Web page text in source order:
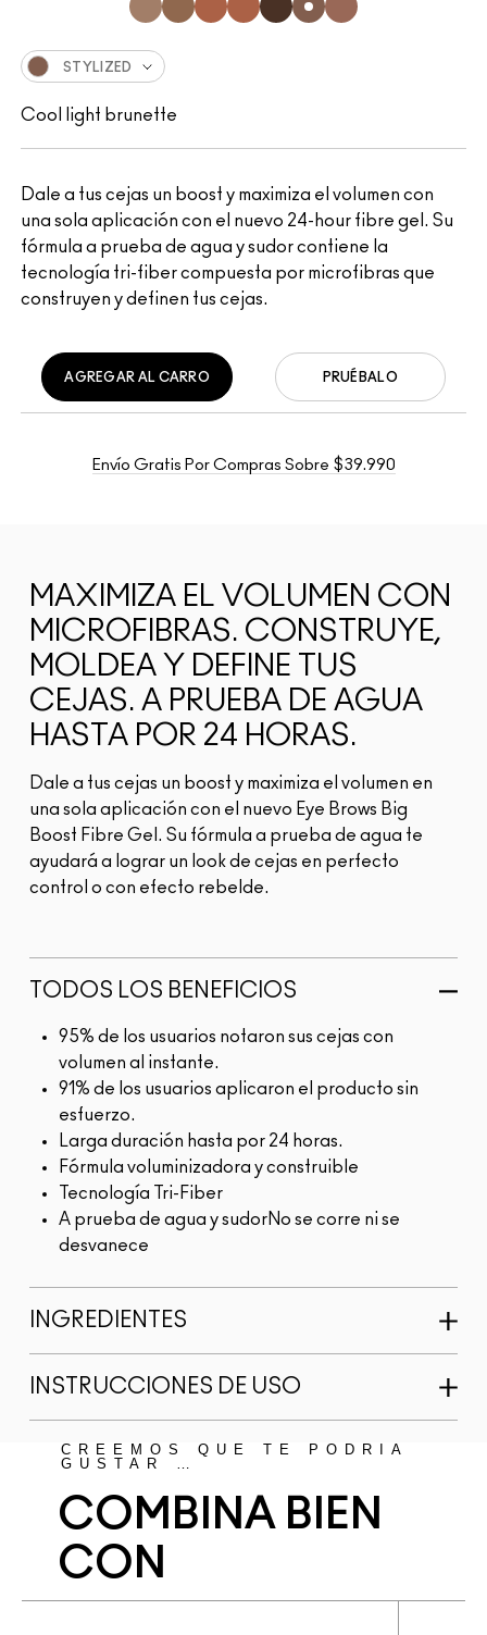
Dale a tus cejas un boost y maximiza el volumen con
una sola aplicación con el nuevo 24-hour fibre gel. Su
fórmula a prueba de agua y sudor contiene la
tecnología tri-fiber compuesta por microfibras que
construyen y definen tus cejas.
STYLIZED
Cool light brunette
PRUÉBALO
AGREGAR AL CARRO
Envío Gratis Por Compras Sobre $39.990
MAXIMIZA EL VOLUMEN CON
MICROFIBRAS. CONSTRUYE,
MOLDEA Y DEFINE TUS
CEJAS. A PRUEBA DE AGUA
HASTA POR 24 HORAS.
Dale a tus cejas un boost y maximiza el volumen en
una sola aplicación con el nuevo Eye Brows Big
Boost Fibre Gel. Su fórmula a prueba de agua te
ayudará a lograr un look de cejas en perfecto
control o con efecto rebelde.
TODOS LOS BENEFICIOS
95% de los usuarios notaron sus cejas con
volumen al instante.
91% de los usuarios aplicaron el producto sin
esfuerzo.
Larga duración hasta por 24 horas.
Fórmula voluminizadora y construible
Tecnología Tri-Fiber
A prueba de agua y sudorNo se corre ni se
desvanece
INGREDIENTES
INSTRUCCIONES DE USO
CREEMOS QUE TE PODRÍA
GUSTAR …
COMBINA BIEN
CON